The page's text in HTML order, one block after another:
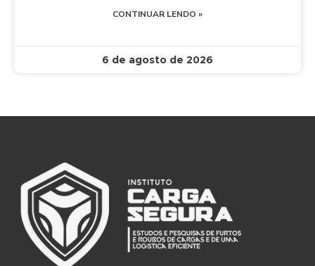
CONTINUAR LENDO »
6 de agosto de 2026